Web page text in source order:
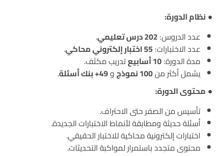
● نظام الدورة:
عدد الدروس: 202 درس تعليمي
.
عدد الاختبارات:55 اختبار إلكتروني محاكي
.
مدة الدورة:10 أسابيع
تدريب مكثف.
يشمل أكثر من100 نموذج و49+ بنك أسئلة
.
● محتوى الدورة:
تأسيس من الصفر حتى الاحتراف.
أسئلة حديثة ومطابقة لأنماط الاختبارات الجديدة.
اختبارات إلكترونية محاكية للاختبار الحقيقي.
محتوى متجدد باستمرار لمواكبة التحديثات.